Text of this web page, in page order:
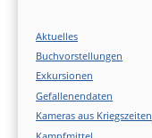
Aktuelles
Buchvorstellungen
Exkursionen
Gefallenendaten
Kameras aus Kriegszeiten